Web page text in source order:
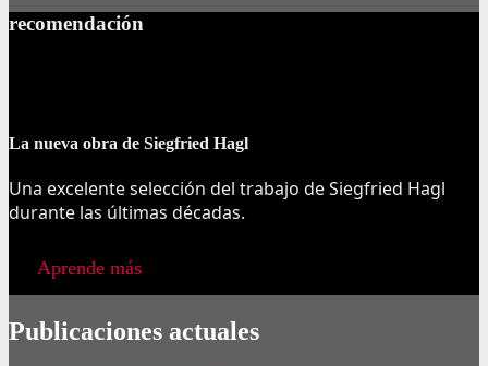
recomendación
La nueva obra de Siegfried Hagl
Una excelente selección del trabajo de Siegfried Hagl
durante las últimas décadas.
Aprende más
Publicaciones actuales